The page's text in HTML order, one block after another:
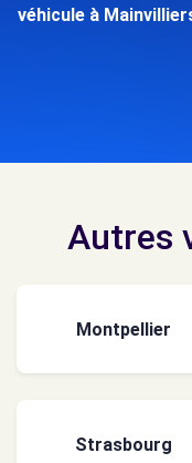
véhicule à
Autres
Montpellier
Strasbourg